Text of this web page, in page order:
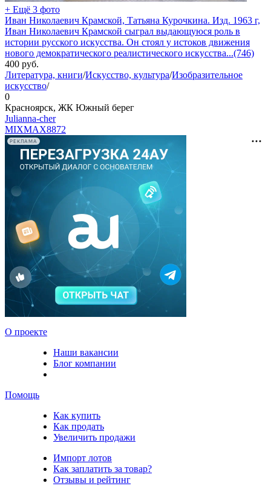
+ Ещё 3 фото
Иван Николаевич Крамской, Татьяна Курочкина. Изд. 1963 г,
Иван Николаевич Крамской сыграл выдающуюся роль в
истории русского искусства. Он стоял у истоков движения
нового демократического реалистического искусства...(746)
400 руб.
Литература, книги/Искусство, культура/Изобразительное
искусство/
0
Красноярск, ЖК Южный берег
Julianna-cher
MIXMAX8872
РЕКЛАМА
О проекте
Наши вакансии
Блог компании
Помощь
Как купить
Как продать
Увеличить продажи
Импорт лотов
Как заплатить за товар?
Отзывы и рейтинг